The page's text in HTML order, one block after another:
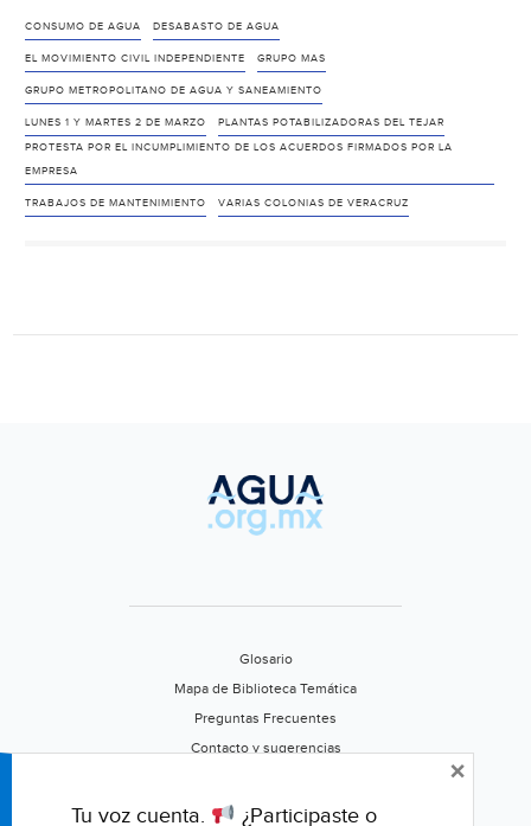
Grupo
MAS
desabasto
de
agua
en
varias
(La
CONSUMO DE AGUA DESABASTO DE AGUA
EL MOVIMIENTO CIVIL INDEPENDIENTE GRUPO MAS
GRUPO METROPOLITANO DE AGUA Y SANEAMIENTO
LUNES 1 Y MARTES 2 DE MARZO
PLANTAS POTABILIZADORAS DEL TEJAR
PROTESTA POR EL INCUMPLIMIENTO DE LOS ACUERDOS FIRMADOS POR LA
EMPRESA
TRABAJOS DE MANTENIMIENTO VARIAS COLONIAS DE VERACRUZ
Glosario
Mapa de Biblioteca Temática
Preguntas Frecuentes
Contacto y sugerencias
Califica este portal
Tu voz cuenta. ¿Participaste o
×